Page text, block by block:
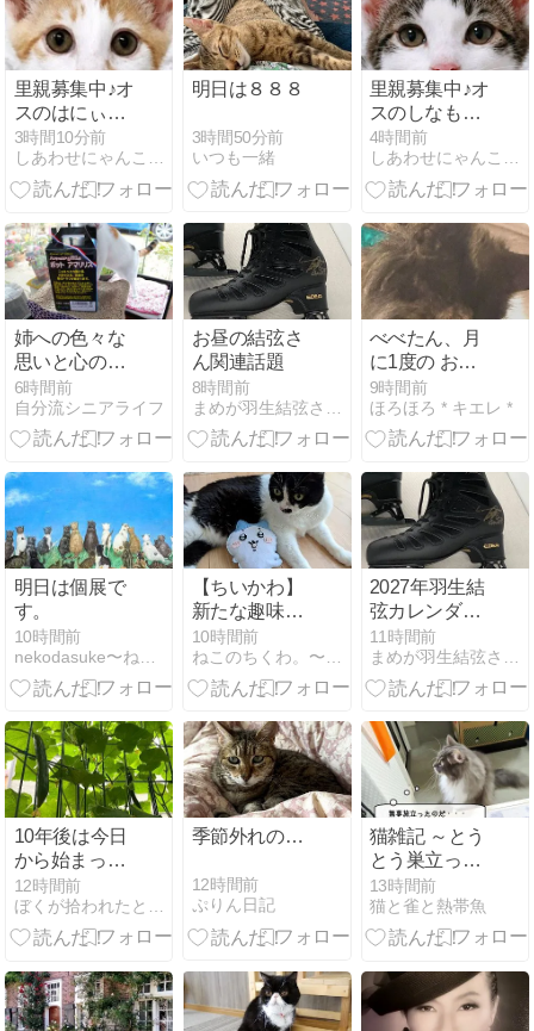
里親募集中♪オ
スのはにぃち
ゅろくん
3時間10分前
しあわせにゃんこのブログ
明日は８８８
3時間50分前
いつも一緒
里親募集中♪オ
スのしなもん
ちゅろくん
4時間前
しあわせにゃんこのブログ
姉への色々な
思いと心の整
理になりまし
た
6時間前
自分流シニアライフ
お昼の結弦さ
ん関連話題
8時間前
べべたん、月
に1度の お薬
投与
9時間前
ほろほろ * キエレ *
明日は個展で
す。
10時間前
【ちいかわ】
新たな趣味に
できるか！？
マスコットを
手作りしてみ
10時間前
2027年羽生結
弦カレンダー
発売
11時間前
10年後は今日
から始まって
いる
12時間前
季節外れの…
12時間前
ぷりん日記
猫雑記 ～とう
とう巣立って
いたツバメの
ヒナ達と猫様
達～
13時間前
猫と雀と熱帯魚